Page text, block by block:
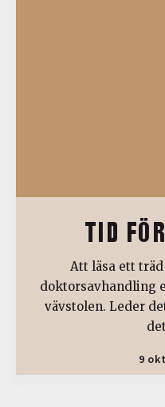
TID
Att läsa ett
doktorsavhandling
vävstolen. Leder
9